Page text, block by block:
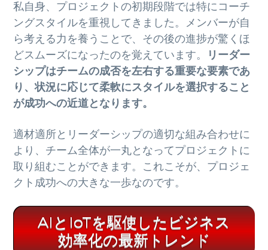
私自身、プロジェクトの初期段階では特にコーチ
ングスタイルを重視してきました。メンバーが自
ら考える力を養うことで、その後の進捗が驚くほ
どスムーズになったのを覚えています。
リーダー
シップはチームの成否を左右する重要な要素であ
り、状況に応じて柔軟にスタイルを選択すること
が成功への近道となります。
適材適所とリーダーシップの適切な組み合わせに
より、チーム全体が一丸となってプロジェクトに
取り組むことができます。これこそが、プロジェ
クト成功への大きな一歩なのです。
AIとIoTを駆使したビジネス
効率化の最新トレンド